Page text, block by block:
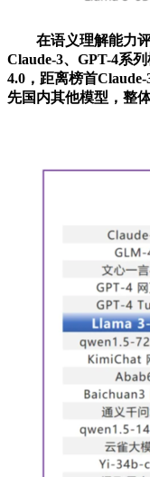
在语义理解能力评
Claude-3、GPT-4系
4.0，距离榜首
先国内其他模型，整